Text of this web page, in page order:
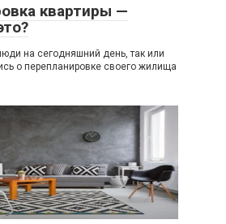
квартиры —
на сегодняшний день, так или
о перепланировке своего жилища